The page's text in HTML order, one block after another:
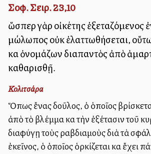
Σοφ. Σειρ. 23,10
ὥσπερ γὰρ οἰκέτης ἐξεταζόμενος
μώλωπος οὐκ ἐλαττωθήσεται,
καὶ ὀνομάζων διαπαντὸς ἀπὸ
καθαρισθῇ.
Κολιτσάρα
Ὅπως ἔνας δοῦλος, ὁ ὁποῖος
ἀπὸ τὸ βλέμμα καὶ τὴν ἐξέτασιν τοῦ
διαφύγῃ τοὺς ραβδιαμοὺς διὰ τὰ
ἐκεῖνος, ὁ ὁποῖος ὁρκίζεται καὶ ἔχει